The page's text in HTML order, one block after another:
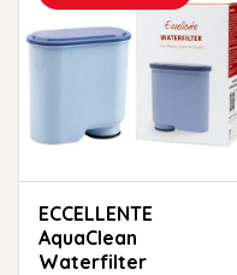
ECCELLENTE
AquaClean
Waterfilter